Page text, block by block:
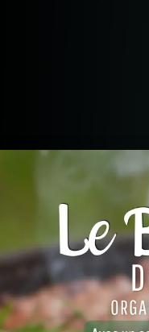
Votre
ChezCocktails &
et la